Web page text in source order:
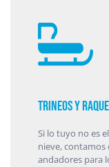
Trineos y
Si lo tuyo no es
nieve, contamos
andadores para